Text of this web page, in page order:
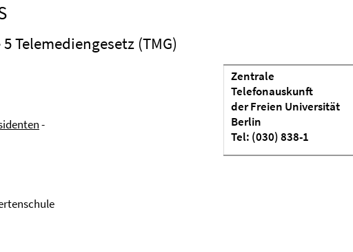
Telemediengesetz (TMG)
Zentrale
Telefonauskunft
der Freien Universität
Berlin
Tel: (030) 838-1
-